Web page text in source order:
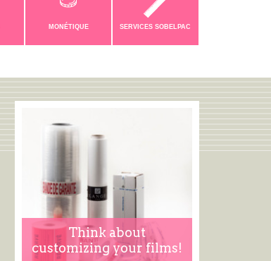
MONÉTIQUE SERVICES SOBELPAC
Think about
customizing your films!